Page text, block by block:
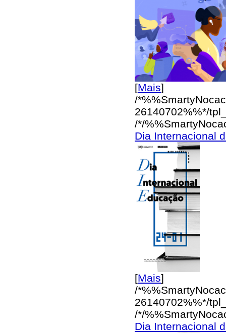
[Mais]
/
26140702%%*/
/*/
Dia Internacional
[Mais]
/
26140702%%*/
/*/
Dia Internacional